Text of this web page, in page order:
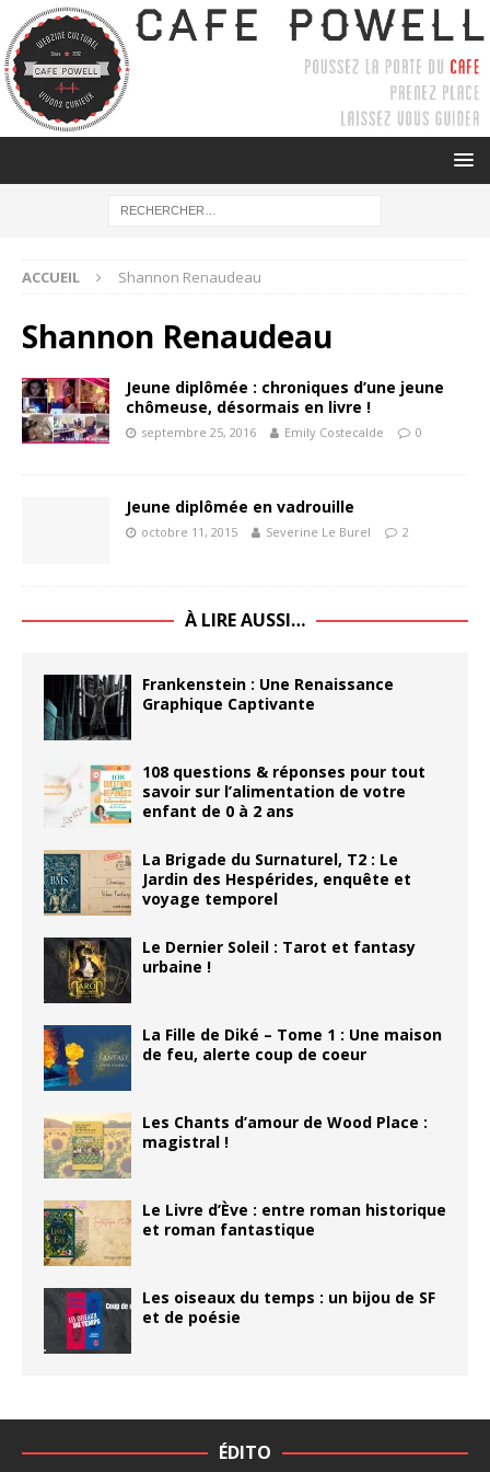
ACCUEIL Shannon Renaudeau
Shannon Renaudeau
Jeune diplômée : chroniques d’une jeune
chômeuse, désormais en livre !
septembre 25, 2016 Emily Costecalde 0
Jeune diplômée en vadrouille
octobre 11, 2015 Severine Le Burel 2
À LIRE AUSSI…
Frankenstein : Une Renaissance
Graphique Captivante
108 questions & réponses pour tout
savoir sur l’alimentation de votre
enfant de 0 à 2 ans
La Brigade du Surnaturel, T2 : Le
Jardin des Hespérides, enquête et
voyage temporel
Le Dernier Soleil : Tarot et fantasy
urbaine !
La Fille de Diké – Tome 1 : Une maison
de feu, alerte coup de coeur
Les Chants d’amour de Wood Place :
magistral !
Le Livre d’Ève : entre roman historique
et roman fantastique
Les oiseaux du temps : un bijou de SF
et de poésie
ÉDITO